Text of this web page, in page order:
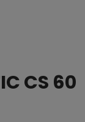
CS 60